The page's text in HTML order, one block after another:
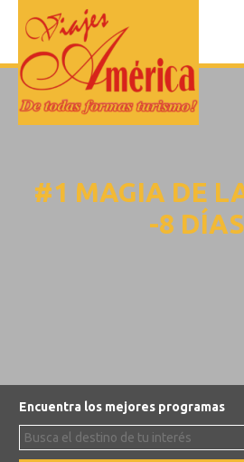
#1 MAGIA DE
-8
Encuentra los mejores programas